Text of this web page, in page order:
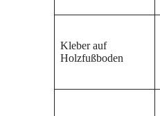
Kleber auf
Holzfußboden